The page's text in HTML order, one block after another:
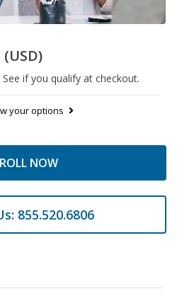
(USD)
See if you qualify at checkout.
your options
NOW
855.520.6806